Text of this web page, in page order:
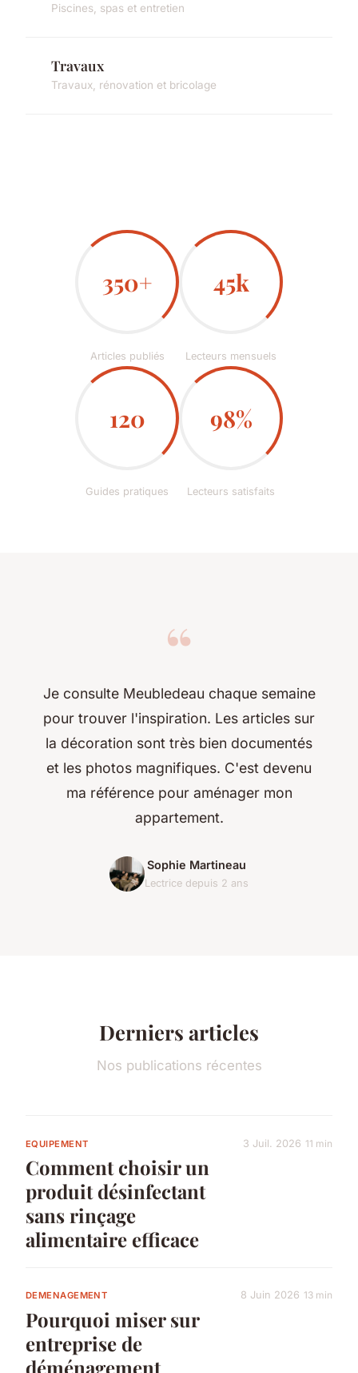
Piscines, spas et entretien
Travaux
Travaux, rénovation et bricolage
350+
Articles publiés
45k
Lecteurs mensuels
120
Guides pratiques
98%
Lecteurs satisfaits
“
Je consulte Meubledeau chaque semaine
pour trouver l'inspiration. Les articles sur
la décoration sont très bien documentés
et les photos magnifiques. C'est devenu
ma référence pour aménager mon
appartement.
Sophie Martineau
Lectrice depuis 2 ans
Derniers articles
Nos publications récentes
EQUIPEMENT
Comment choisir un
produit désinfectant
sans rinçage
alimentaire efficace
3 Juil. 2026 11 min
DEMENAGEMENT
Pourquoi miser sur
entreprise de
déménagement
8 Juin 2026 13 min